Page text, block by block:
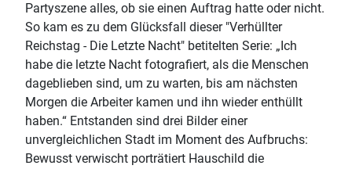
Partyszene alles, ob sie einen Auftrag hatte oder nicht.
So kam es zu dem Glücksfall dieser "Verhüllter
Reichstag - Die Letzte Nacht" betitelten Serie: „Ich
habe die letzte Nacht fotografiert, als die Menschen
dageblieben sind, um zu warten, bis am nächsten
Morgen die Arbeiter kamen und ihn wieder enthüllt
haben.“ Entstanden sind drei Bilder einer
unvergleichlichen Stadt im Moment des Aufbruchs:
Bewusst verwischt porträtiert Hauschild die